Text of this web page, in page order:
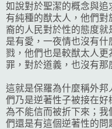
如說對於聖潔的概念與
有純種的猷太人，他們
裔的人民對於性的態度
是有愛，一夜情也沒有
戮，他們也是較猷太人
罪，對於道義，也沒有那
這就是保羅為什麼稱外
們乃是逆著性子被接在好
為不能信而被折下來；
們還是有這個逆著性的